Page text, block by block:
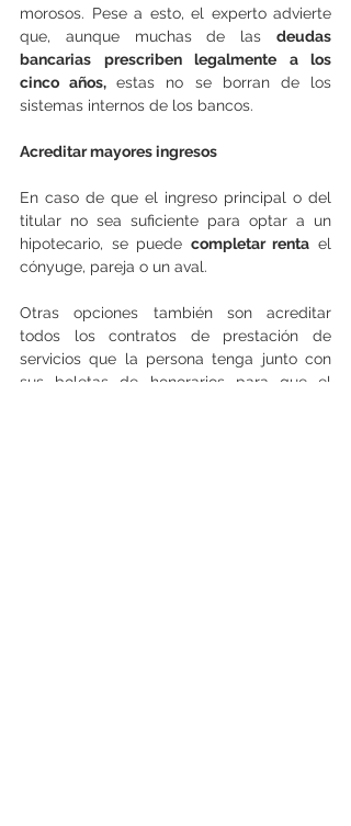
morosos. Pese a esto, el experto advierte
que, aunque muchas de las deudas
bancarias prescriben legalmente a los
cinco años, estas no se borran de los
sistemas internos de los bancos.
Acreditar mayores ingresos
En caso de que el ingreso principal o del
titular no sea suficiente para optar a un
hipotecario, se puede completar renta el
cónyuge, pareja o un aval.
Otras opciones también son acreditar
todos los contratos de prestación de
servicios que la persona tenga junto con
sus boletas de honorarios para que el